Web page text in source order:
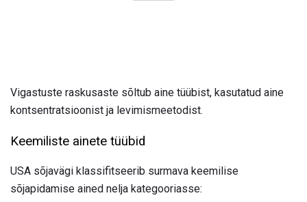
Vigastuste raskusaste sõltub aine tüübist, kasutatud aine
kontsentratsioonist ja levimismeetodist.
Keemiliste ainete tüübid
USA sõjavägi klassifitseerib surmava keemilise
sõjapidamise ained nelja kategooriasse: